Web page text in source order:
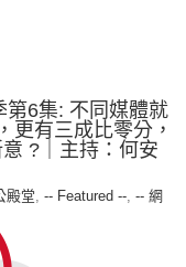
第6集: 不同媒體就
更有三成比零分，
?｜主持：何安
殿堂, -- Featured --, -- 網